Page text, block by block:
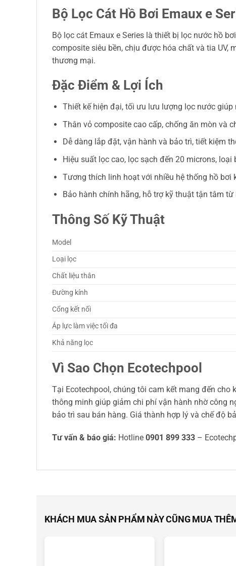
Bộ Lọc Cát Hồ Bơi Emaux e
Bộ lọc cát Emaux e Series là thiết bị lọc nước hồ
composite siêu bền, chịu được hóa chất và tia
thương mại.
Đặc Điểm & Lợi Ích
Thiết kế hiện đại, tối ưu lưu lượng lọc nước giúp
Thân vỏ composite cao cấp, chống ăn mòn và
Dễ dàng lắp đặt, vận hành và bảo trì, tiết kiệm
Hiệu suất lọc cao, lọc sạch đến 20 microns, loại
Tương thích linh hoạt với nhiều hệ thống hồ bơi
Bảo hành chính hãng, hỗ trợ kỹ thuật tận tâm từ
Thông Số Kỹ Thuật
Model
Loại lọc
Chất liệu thân
Đường kính
Cổng kết nối
Áp lực làm việc tối đa
Khả năng lọc
Vì Sao Chọn Ecotechpool
Tại Ecotechpool, chúng tôi cam kết mang đến
thông minh giúp giảm chi phí vận hành nhờ công
bảo trì sau bán hàng. Giá thành hợp lý và chế độ
Tư vấn & báo giá: Hotline 0901 899 333 –
KHÁCH MUA SẢN PHẨM NÀY CŨNG MUA